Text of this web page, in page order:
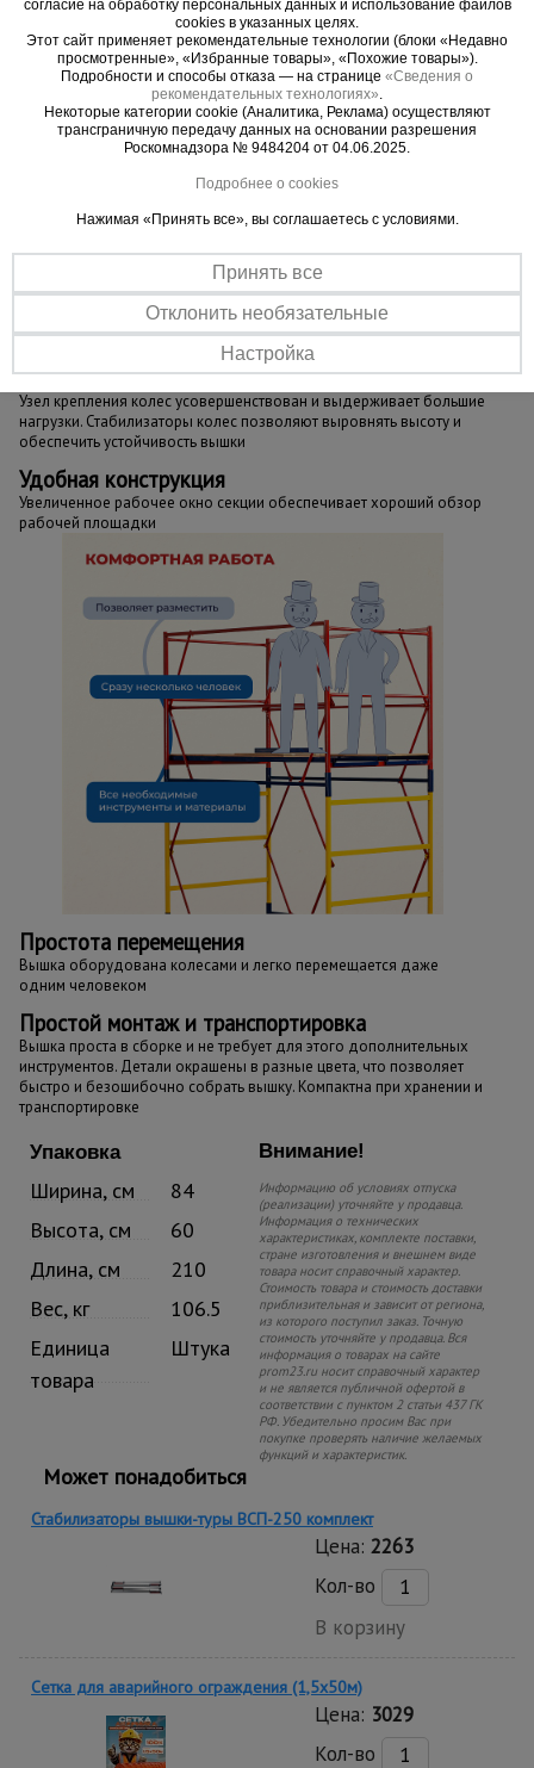
никак не влияет на ее эксплуатационные
характеристики и не признается браком.
ВНИМАНИЕ !!!Данная модель вышки с
измененным конструктивом не совместима для
наращивания с вышками ВСП "Промышленник",
произведенными до 01.10.2023 г.
Важные преимущества –
эффективная работа
Усиленное крепление и надежность
Узел крепления колес усовершенствован и выдерживает большие
нагрузки. Стабилизаторы колес позволяют выровнять высоту и
обеспечить устойчивость вышки
Удобная конструкция
Увеличенное рабочее окно секции обеспечивает хороший обзор
рабочей площадки
Простота перемещения
Вышка оборудована колесами и легко перемещается даже
одним человеком
Простой монтаж и транспортировка
Вышка проста в сборке и не требует для этого дополнительных
инструментов. Детали окрашены в разные цвета, что позволяет
быстро и безошибочно собрать вышку. Компактна при хранении и
транспортировке
Упаковка
Ширина, см
84
Высота, см
60
Длина, см
210
Вес, кг
106.5
Единица
товара
Штука
Внимание!
Информацию об условиях отпуска
(реализации) уточняйте у продавца.
Информация о технических
характеристиках, комплекте поставки,
стране изготовления и внешнем виде
товара носит справочный характер.
Стоимость товара и стоимость доставки
приблизительная и зависит от региона,
из которого поступил заказ. Точную
стоимость уточняйте у продавца. Вся
информация о товарах на сайте
prom23.ru носит справочный характер
и не является публичной офертой в
соответствии с пунктом 2 статьи 437 ГК
РФ. Убедительно просим Вас при
покупке проверять наличие желаемых
функций и характеристик.
Может понадобиться
Стабилизаторы вышки-туры ВСП-250 комплект
Цена: 2263
Кол-во
В корзину
Сетка для аварийного ограждения (1,5х50м)
Цена: 3029
Кол-во
согласие на обработку персональных данных и использование файлов
cookies в указанных целях.
Этот сайт применяет рекомендательные технологии (блоки «Недавно
просмотренные», «Избранные товары», «Похожие товары»).
Подробности и способы отказа — на странице «Сведения о
рекомендательных технологиях».
Некоторые категории cookie (Аналитика, Реклама) осуществляют
трансграничную передачу данных на основании разрешения
Роскомнадзора № 9484204 от 04.06.2025.
Подробнее о cookies
Нажимая «Принять все», вы соглашаетесь с условиями.
Принять все
Отклонить необязательные
Настройка